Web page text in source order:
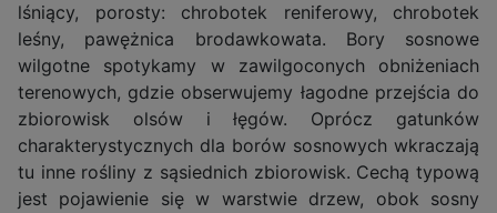
lśniący, porosty: chrobotek reniferowy, chrobotek
leśny, pawężnica brodawkowata. Bory sosnowe
wilgotne spotykamy w zawilgoconych obniżeniach
terenowych, gdzie obserwujemy łagodne przejścia do
zbiorowisk olsów i łęgów. Oprócz gatunków
charakterystycznych dla borów sosnowych wkraczają
tu inne rośliny z sąsiednich zbiorowisk. Cechą typową
jest pojawienie się w warstwie drzew, obok sosny